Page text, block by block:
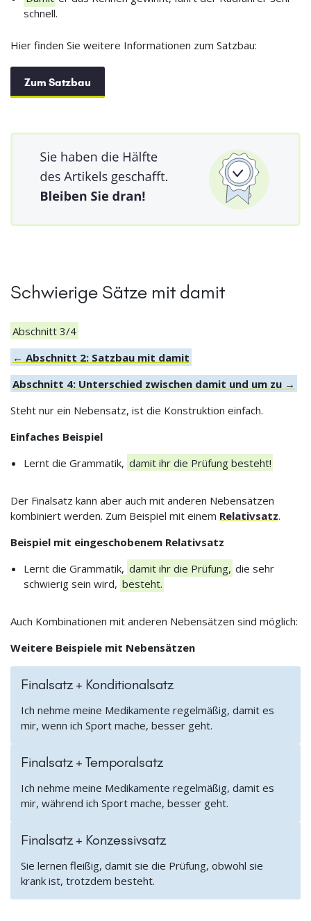
schnell.
Hier finden Sie weitere Informationen zum Satzbau:
Zum Satzbau
Schwierige Sätze mit damit
Abschnitt 3/4
← Abschnitt 2: Satzbau mit damit
Abschnitt 4: Unterschied zwischen damit und um zu →
Steht nur ein Nebensatz, ist die Konstruktion einfach.
Einfaches Beispiel
Lernt die Grammatik, damit ihr die Prüfung besteht!
Der Finalsatz kann aber auch mit anderen Nebensätzen
kombiniert werden. Zum Beispiel mit einem Relativsatz.
Beispiel mit eingeschobenem Relativsatz
Lernt die Grammatik, damit ihr die Prüfung, die sehr
schwierig sein wird, besteht.
Auch Kombinationen mit anderen Nebensätzen sind möglich:
Weitere Beispiele mit Nebensätzen
Finalsatz + Konditionalsatz
Ich nehme meine Medikamente regelmäßig, damit es
mir, wenn ich Sport mache, besser geht.
Finalsatz + Temporalsatz
Ich nehme meine Medikamente regelmäßig, damit es
mir, während ich Sport mache, besser geht.
Finalsatz + Konzessivsatz
Sie lernen fleißig, damit sie die Prüfung, obwohl sie
krank ist, trotzdem besteht.